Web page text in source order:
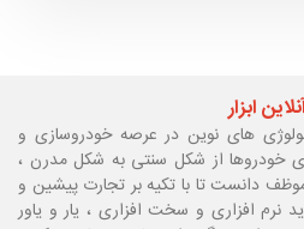
ابزار
های نوین در عرصه خودروسازی و
خودروها از شکل سنتی به شکل مدرن ،
دانست تا با تکیه بر تجارت پیشین و
نرم افزاری و سخت افزاری ، یار و یاور